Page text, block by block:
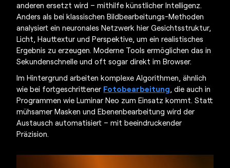
anderen ersetzt wird – mithilfe künstlicher Intelligenz.
Anders als bei klassischen Bildbearbeitungs-Methoden
analysiert ein neuronales Netzwerk hier Gesichtsstruktur,
Licht, Hauttextur und Perspektive, um ein realistisches
Ergebnis zu erzeugen. Moderne Tools ermöglichen das in
Sekundenschnelle und oft sogar direkt im Browser.
Im Hintergrund arbeiten komplexe Algorithmen, ähnlich
wie bei fortgeschrittener Fotobearbeitung, die auch in
Programmen wie Luminar Neo zum Einsatz kommt. Statt
mühsamer Masken und Ebenenbearbeitung wird der
Austausch automatisiert – mit beeindruckender
Präzision.